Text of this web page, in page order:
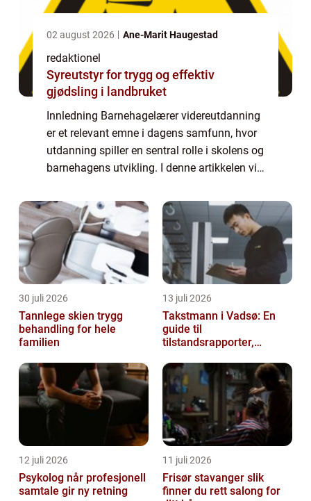
02 august 2026 Ane-Marit Haugestad
redaktionel
Syreutstyr for trygg og effektiv
gjødsling i landbruket
Innledning Barnehagelærer videreutdanning
er et relevant emne i dagens samfunn, hvor
utdanning spiller en sentral rolle i skolens og
barnehagens utvikling. I denne artikkelen vil
barnehagelærer videreutdanning, inkluder...
30 juli 2026
Tannlege skien trygg
behandling for hele
familien
13 juli 2026
Takstmann i Vadsø: En
guide til
tilstandsrapporter,
eiendomsvurdering i Øst-
Finnmark
12 juli 2026
Psykolog når profesjonell
samtale gir ny retning
11 juli 2026
Frisør stavanger slik
finner du rett salong for